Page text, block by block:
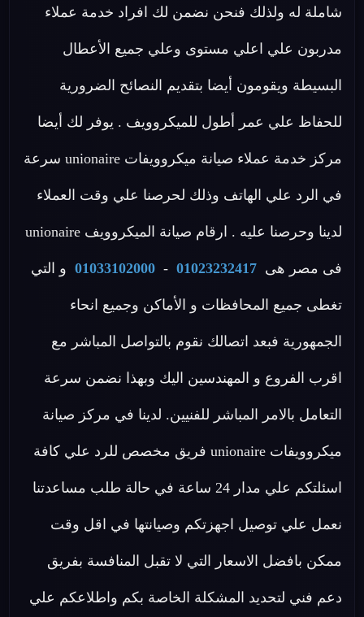
شاملة له ولذلك فنحن نضمن لك افراد خدمة عملاء
مدربون علي اعلي مستوى وعلي جميع الأعطال
البسيطة ويقومون أيضا بتقديم النصائح الضرورية
للحفاظ علي عمر أطول للميكروويف . يوفر لك أيضا
مركز خدمة عملاء صيانة ميكروويفات unionaire سرعة
في الرد علي الهاتف وذلك لحرصنا علي وقت العملاء
لدينا وحرصنا عليه . ارقام صيانة الميكروويف unionaire
فى مصر هى 01023232417
-
01033102000 و التي
تغطى جميع المحافظات و الأماكن وجميع انحاء
الجمهورية فبعد اتصالك نقوم بالتواصل المباشر مع
اقرب الفروع و المهندسين اليك وبهذا نضمن سرعة
التعامل بالامر المباشر للفنيين. لدينا في مركز صيانة
ميكروويفات unionaire فريق مخصص للرد علي كافة
اسئلتكم علي مدار 24 ساعة في حالة طلب مساعدتنا
نعمل علي توصيل اجهزتكم وصيانتها في اقل وقت
ممكن بافضل الاسعار التي لا تقبل المنافسة بفريق
دعم فني لتحديد المشكلة الخاصة بكم واطلاعكم علي